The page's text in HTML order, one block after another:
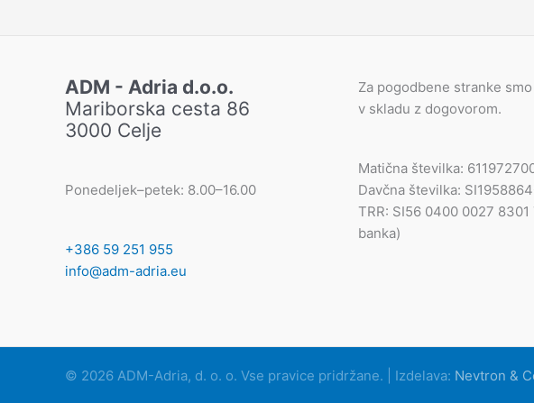
ADM - Adria d.o.o.
Mariborska cesta 86
3000 Celje
Ponedeljek–petek: 8.00–16.00
+386 59 251 955
info@adm-adria.eu
Za pogodbene stranke
v skladu z dogovorom.
Matična številka:
Davčna številka:
TRR: SI56 0400 0027 8301
banka)
© 2026 ADM-Adria, d. o. o. Vse pravice pridržane. | Izdelava: Nevtron &